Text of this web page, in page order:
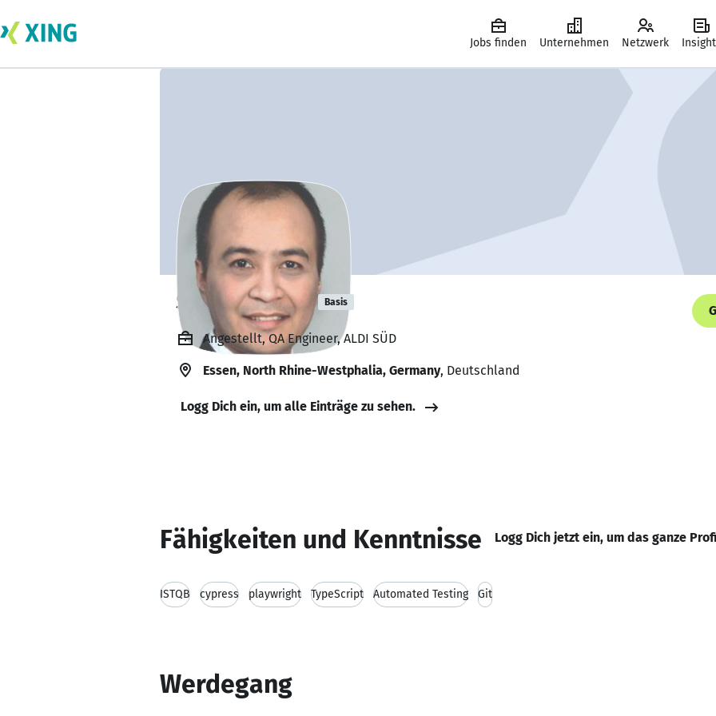
Jobs finden Unternehmen Netzwerk
Saeed Sharifi Basis
Angestellt, QA Engineer, ALDI SÜD
Essen, North Rhine-Westphalia, Germany, Deutschland
Logg Dich ein, um alle Einträge zu sehen.
Fähigkeiten und Kenntnisse Logg Dich jetzt ein, um das ganze
ISTQB cypress playwright TypeScript Automated Testing Git
Werdegang